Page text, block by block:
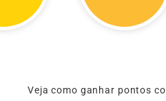
Veja como ganhar pontos